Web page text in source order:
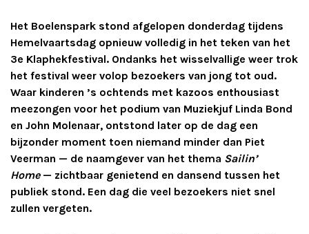
Het Boelenspark stond afgelopen donderdag tijdens
Hemelvaartsdag opnieuw volledig in het teken van het
3e Klaphekfestival. Ondanks het wisselvallige weer trok
het festival weer volop bezoekers van jong tot oud.
Waar kinderen ’s ochtends met kazoos enthousiast
meezongen voor het podium van Muziekjuf Linda Bond
en John Molenaar, ontstond later op de dag een
bijzonder moment toen niemand minder dan Piet
Veerman — de naamgever van het thema Sailin’
Home— zichtbaar genietend en dansend tussen het
publiek stond. Een dag die veel bezoekers niet snel
zullen vergeten.